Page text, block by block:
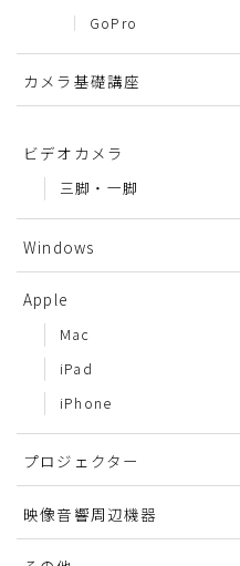
GoPro
カメラ基礎講座
ビデオカメラ
三脚・一脚
Windows
Apple
Mac
iPad
iPhone
プロジェクター
映像音響周辺機器